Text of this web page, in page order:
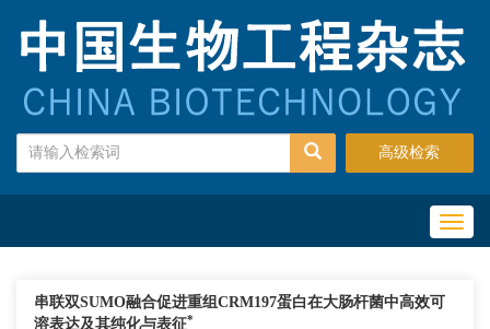
高级检索
串联双SUMO融合促进重组CRM197蛋白在大肠杆菌中高效可
溶表达及其纯化与表征*